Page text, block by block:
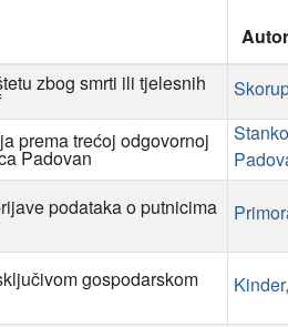
zbog smrti ili tjelesnih
prema trećoj odgovornoj
Padovan
podataka o putnicima
gospodarskom